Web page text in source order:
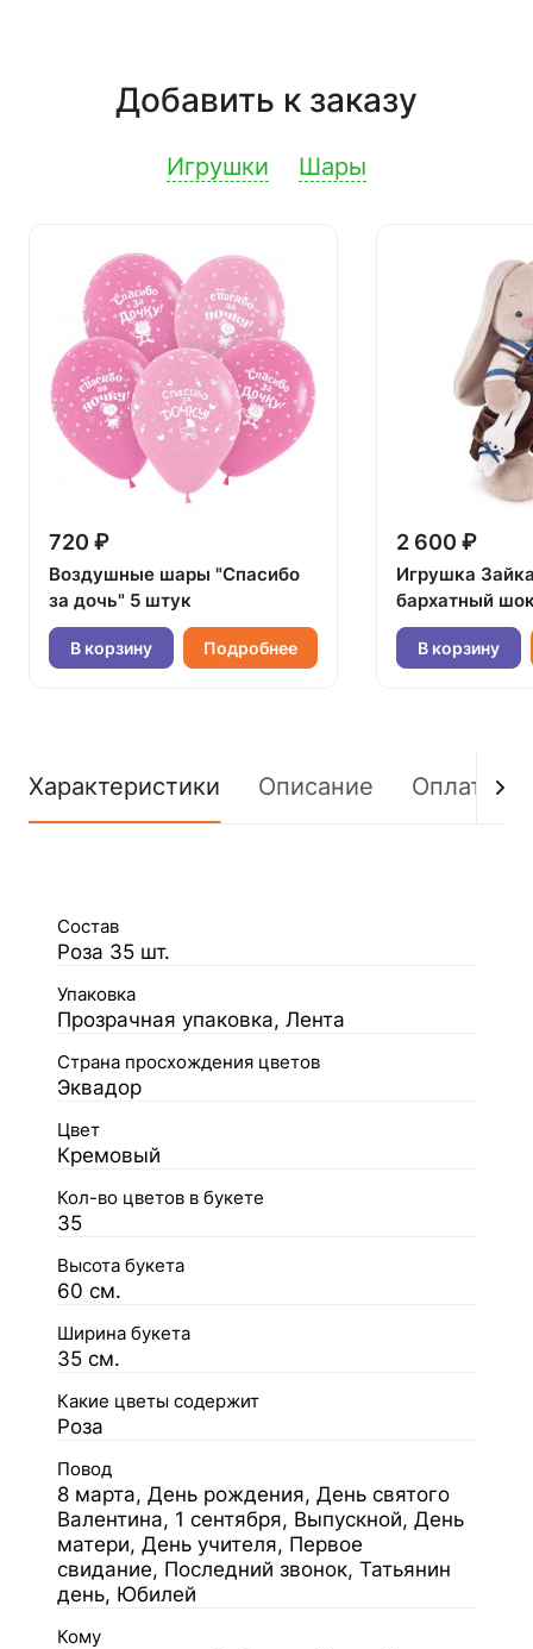
Добавить к заказу
Игрушки Шары
720 ₽
Воздушные шары "Спасибо
за дочь" 5 штук
В корзину Подробнее
2 600 ₽
Игрушка
бархатный
В корзину
Характеристики Описание Оплата
Состав
Роза 35 шт.
Упаковка
Прозрачная упаковка, Лента
Страна просхождения цветов
Эквадор
Цвет
Кремовый
Кол-во цветов в букете
35
Высота букета
60 см.
Ширина букета
35 см.
Какие цветы содержит
Роза
Повод
8 марта, День рождения, День святого
Валентина, 1 сентября, Выпускной, День
матери, День учителя, Первое
свидание, Последний звонок, Татьянин
день, Юбилей
Кому